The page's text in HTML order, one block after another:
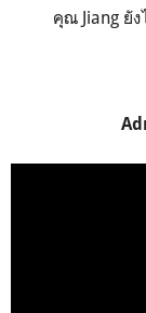
คุณ Jiang ยั